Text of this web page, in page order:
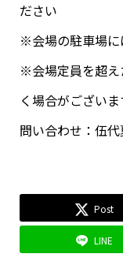
ださい
※会場の駐車場に
※会場定員を超え
く場合がございま
問い合わせ：伍
Post
LINE